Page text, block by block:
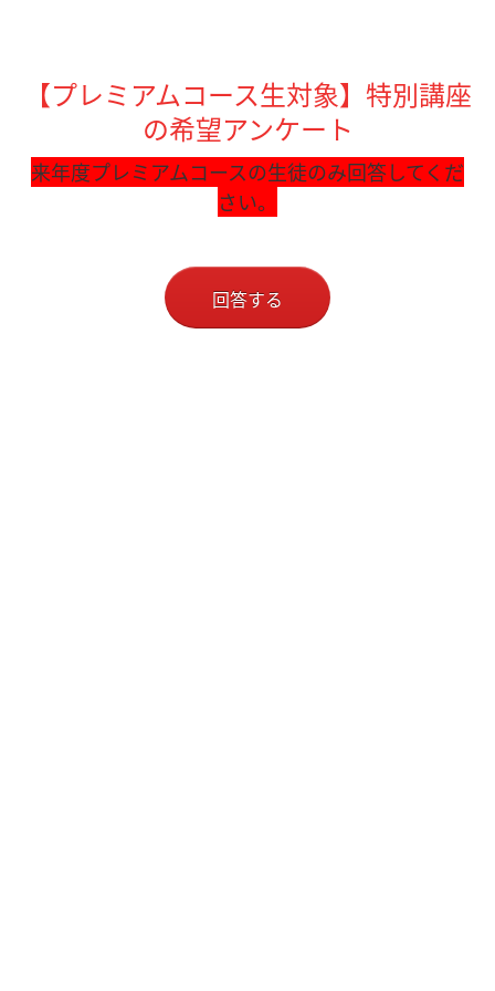
【プレミアムコース生対象】特別講座
の希望アンケート
来年度プレミアムコースの生徒のみ回答してくだ
さい。
回答する